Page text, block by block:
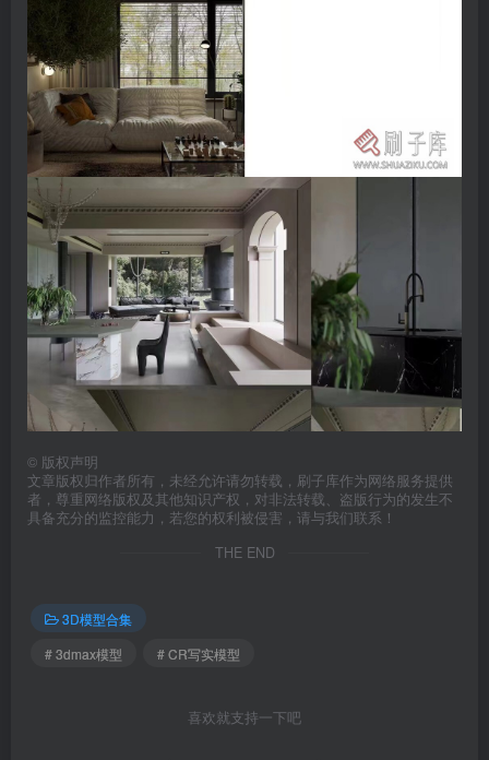
© 版权声明
文章版权归作者所有，未经允许请勿转载，刷子库作为网络服务提供
者，尊重网络版权及其他知识产权，对非法转载、盗版行为的发生不
具备充分的监控能力，若您的权利被侵害，请与我们联系！
THE END
3D模型合集
# 3dmax模型
# CR写实模型
喜欢就支持一下吧